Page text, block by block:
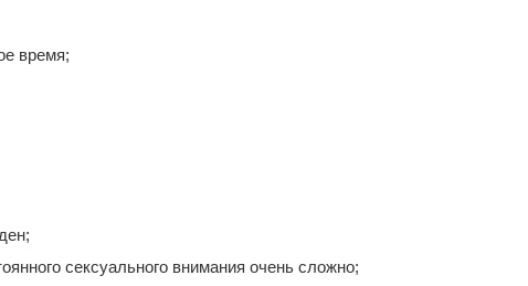
время;
сексуального внимания очень сложно;